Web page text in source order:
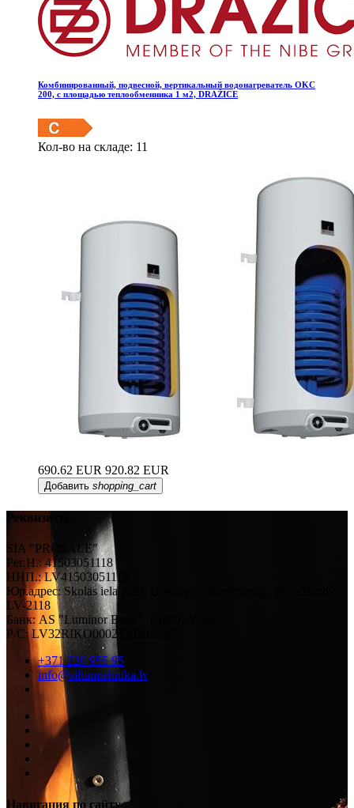
Комбинированный, подвесной, вертикальный водонагреватель OKC
200, с площадью теплообменника 1 м2, DRAŽICE
Кол-во на складе: 11
690.62 EUR 920.82 EUR
Добавить shopping_cart
Реквизиты:
SIA "PROSALE"
Рег.Н.: 41503051118
ННП.: LV41503051118
Юр.адрес: Skolas iela 2-29, Upeslejas, Stopiņu pag., Ropažu nov.,
LV-2118
Банк: AS "Luminor Bank", RIKOLV2X
Р/С: LV32RIKO0002930205308.
+371 220 955 95
info@siltumtehnika.lv
Навигация по сайту